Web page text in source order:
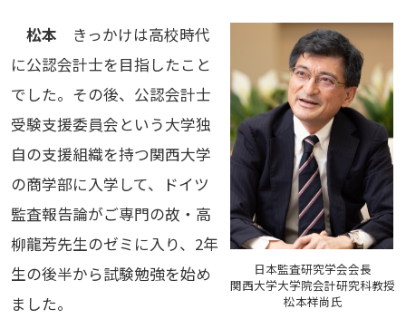
日本監査研究学会会長
関西大学大学院会計研究科教授
松本祥尚氏
松本 きっかけは高校時代
に公認会計士を目指したこと
でした。その後、公認会計士
受験支援委員会という大学独
自の支援組織を持つ関西大学
の商学部に入学して、ドイツ
監査報告論がご専門の故・高
柳龍芳先生のゼミに入り、2年
生の後半から試験勉強を始め
ました。